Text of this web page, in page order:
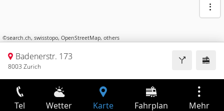
©search.ch, swisstopo, OpenStreetMap, others
Badenerstr. 173
8003 Zurich
Tel Wetter Karte Fahrplan Mehr